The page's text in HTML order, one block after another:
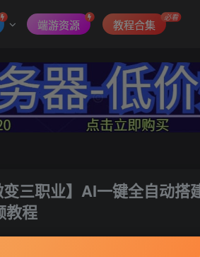
端游资源 教程合集
必看
三职业】AI一键全自动
教程